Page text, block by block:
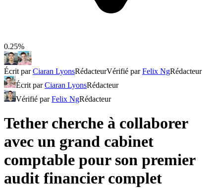
0.25%
Écrit parCiaran LyonsRédacteurVérifié parFelix NgRédacteur
Écrit parCiaran LyonsRédacteur
Vérifié parFelix NgRédacteur
Tether cherche à collaborer
avec un grand cabinet
comptable pour son premier
audit financier complet